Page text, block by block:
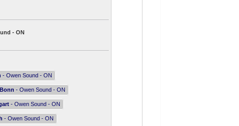
- ON
- Owen Sound - ON
- Owen Sound - ON
- Owen Sound - ON
- Owen Sound - ON